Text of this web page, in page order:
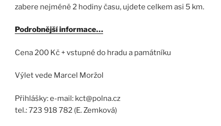
zabere nejméně 2 hodiny času, ujdete celkem asi 5 km.
Podrobnější informace…
Cena 200 Kč + vstupné do hradu a památníku
Výlet vede Marcel Moržol
Přihlášky: e-mail: kct@polna.cz
tel.: 723 918 782 (E. Zemková)